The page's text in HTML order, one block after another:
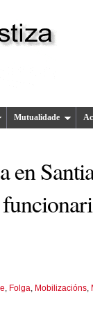
Mutualidade
en
Folga Mobilizacións